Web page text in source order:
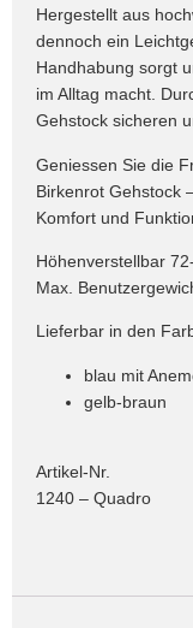
Hergestellt aus
dennoch ein
Handhabung sorgt
im Alltag macht.
Gehstock sicheren
Geniessen Sie die
Birkenrot Gehstock
Komfort und
Höhenverstellbar
Max.
Lieferbar in den
blau mit
gelb-braun
Artikel-Nr.
1240 – Quadro